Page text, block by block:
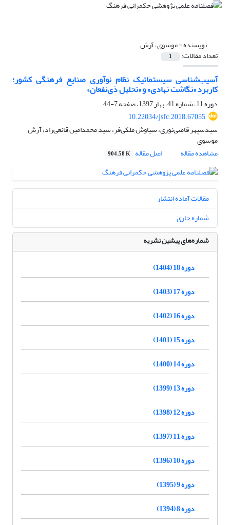
نویسنده =موسوی، آرش
تعداد مقالات: 1
آسیب‌شناسی سیستماتیک نظام نوآوری صنایع فرهنگی کشور؛
کاربرد «نگاشت نهادی» و «تحلیل ذی‌نفعان»
دوره 11، شماره 41، بهار 1397، صفحه
7-44
10.22034/jsfc.2018.67055
سیدسپهر قاضی‌نوری، سیاوش ملکی‌فر، سید محمدامین قانعی‌راد، آرش
موسوی
مشاهده مقاله
اصل مقاله 904.58 K
مقالات آماده انتشار
شماره جاری
شماره‌های پیشین نشریه
دوره 18 (1404)
دوره 17 (1403)
دوره 16 (1402)
دوره 15 (1401)
دوره 14 (1400)
دوره 13 (1399)
دوره 12 (1398)
دوره 11 (1397)
دوره 10 (1396)
دوره 9 (1395)
دوره 8 (1394)